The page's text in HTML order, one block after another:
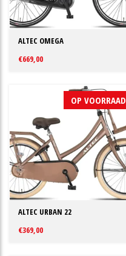
ALTEC OMEGA
€669,00
OP VOORRAAD
ALTEC URBAN 22
€369,00